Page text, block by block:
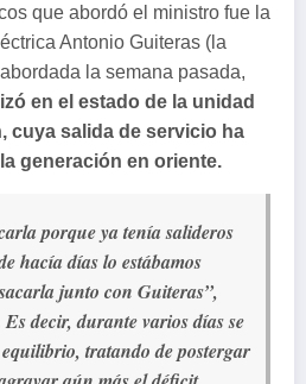
que abordó el ministro fue la
Antonio Guiteras (la
la semana pasada,
en el estado de la unidad
cuya salida de servicio ha
generación en oriente.
porque ya tenía salideros
hacía días lo estábamos
junto con Guiteras”,
decir, durante varios días se
tratando de postergar